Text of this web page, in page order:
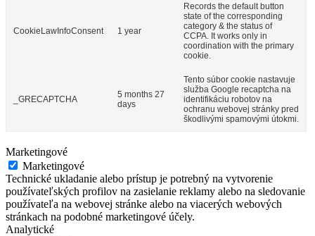
CookieLawInfoConsent 1 year
Records the default button
state of the corresponding
category & the status of
CCPA. It works only in
coordination with the primary
cookie.
_GRECAPTCHA
5 months 27
days
Tento súbor cookie nastavuje
služba Google recaptcha na
identifikáciu robotov na
ochranu webovej stránky pred
škodlivými spamovými útokmi.
Marketingové
Marketingové
Technické ukladanie alebo prístup je potrebný na vytvorenie
používateľských profilov na zasielanie reklamy alebo na sledovanie
používateľa na webovej stránke alebo na viacerých webových
stránkach na podobné marketingové účely.
Analytické